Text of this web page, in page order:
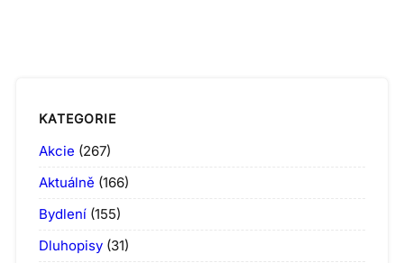
KATEGORIE
Akcie (267)
Aktuálně (166)
Bydlení (155)
Dluhopisy (31)